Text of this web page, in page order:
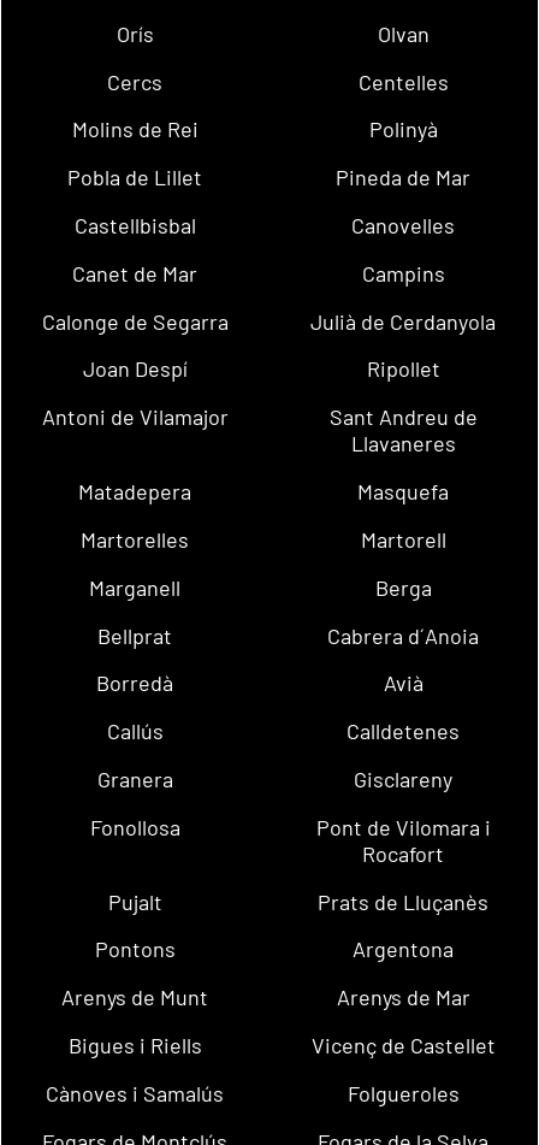
Orís
Olvan
Cercs
Centelles
Molins de Rei
Polinyà
Pobla de Lillet
Pineda de Mar
Castellbisbal
Canovelles
Canet de Mar
Campins
Calonge de Segarra
Julià de Cerdanyola
Joan Despí
Ripollet
Antoni de Vilamajor
Sant Andreu de
Llavaneres
Matadepera
Masquefa
Martorelles
Martorell
Marganell
Berga
Bellprat
Cabrera d´Anoia
Borredà
Avià
Callús
Calldetenes
Granera
Gisclareny
Fonollosa
Pont de Vilomara i
Rocafort
Pujalt
Prats de Lluçanès
Pontons
Argentona
Arenys de Munt
Arenys de Mar
Bigues i Riells
Vicenç de Castellet
Cànoves i Samalús
Folgueroles